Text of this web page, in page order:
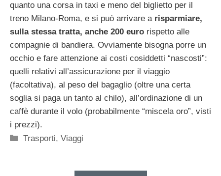
quanto una corsa in taxi e meno del biglietto per il
treno Milano-Roma, e si può arrivare a risparmiare,
sulla stessa tratta, anche 200 euro rispetto alle
compagnie di bandiera. Ovviamente bisogna porre un
occhio e fare attenzione ai costi cosiddetti “nascosti”:
quelli relativi all’assicurazione per il viaggio
(facoltativa), al peso del bagaglio (oltre una certa
soglia si paga un tanto al chilo), all’ordinazione di un
caffè durante il volo (probabilmente “miscela oro”, visti
i prezzi).
Categorie
Trasporti,Viaggi